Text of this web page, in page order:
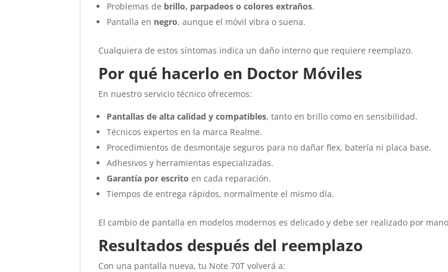
Problemas de brillo, parpadeos o colores extraños.
Pantalla en negro, aunque el móvil vibra o suena.
Cualquiera de estos síntomas indica un daño interno que requiere reemplazo.
Por qué hacerlo en Doctor Móviles
En nuestro servicio técnico ofrecemos:
Pantallas de alta calidad y compatibles, tanto en brillo como en sensibilidad.
Técnicos expertos en la marca Realme.
Procedimientos de desmontaje seguros para no dañar flex, batería ni placa base.
Adhesivos y herramientas especializadas.
Garantía por escrito en cada reparación.
Tiempos de entrega rápidos, normalmente el mismo día.
El cambio de pantalla en modelos modernos es delicado y debe ser realizado por
Resultados después del reemplazo
Con una pantalla nueva, tu Note 70T volverá a: